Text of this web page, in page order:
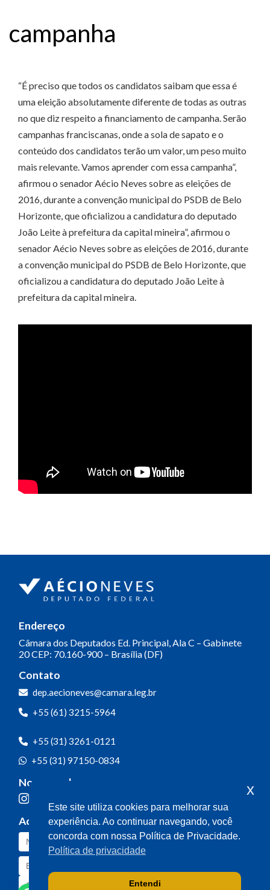
campanha
“É preciso que todos os candidatos saibam que essa é
uma eleição absolutamente diferente de todas as outras
no que diz respeito a financiamento de campanha. Serão
campanhas franciscanas, onde a sola de sapato e o
conteúdo dos candidatos terão um valor, um peso muito
mais relevante. Vamos aprender com essa campanha”,
afirmou o senador Aécio Neves sobre as eleições de
2016, durante a convenção municipal do PSDB de Belo
Horizonte, que oficializou a candidatura do deputado
João Leite à prefeitura da capital mineira”, afirmou o
senador Aécio Neves sobre as eleições de 2016, durante
a convenção municipal do PSDB de Belo Horizonte, que
oficializou a candidatura do deputado João Leite à
prefeitura da capital mineira.
Endereço
Câmara dos Deputados Ed. Principal, Ala C – Gabinete
20CEP: 70.160-900 – Brasília (DF)
Contato
dep.aecioneves@camara.leg.br
+55 (61) 3215-5964
+55 (31) 3261-0121
+55 (31) 97150-0834
Nossas redes
Acompanhe o meu mandato
Este site utiliza cookies para melhorar sua
experiência. Ao continuar navegando, você
concorda com nossa Política de Privacidade.
Política de privacidade
Entendi
x